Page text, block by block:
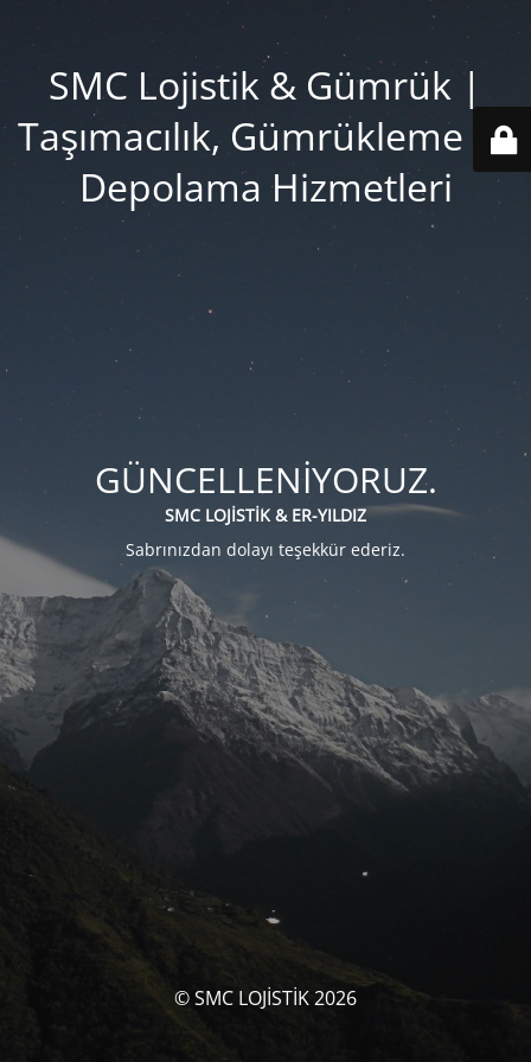
SMC Lojistik & Gümrük |
Taşımacılık, Gümrükleme ve
Depolama Hizmetleri
GÜNCELLENİYORUZ.
SMC LOJİSTİK & ER-YILDIZ
Sabrınızdan dolayı teşekkür ederiz.
© SMC LOJİSTİK 2026